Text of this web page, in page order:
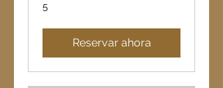
5
Reservar ahora